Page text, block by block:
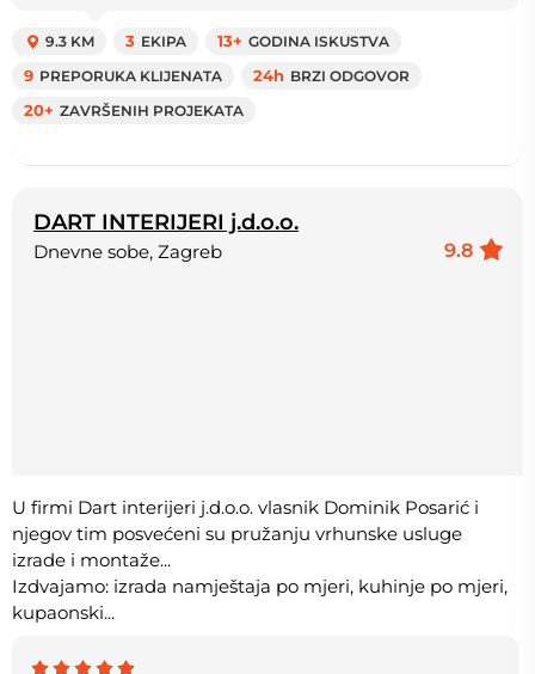
9.3 KM 3 EKIPA 13+ GODINA ISKUSTVA
9 PREPORUKA KLIJENATA 24h BRZI ODGOVOR
20+ ZAVRŠENIH PROJEKATA
DART INTERIJERI j.d.o.o.
9.8
Dnevne sobe, Zagreb
U firmi Dart interijeri j.d.o.o. vlasnik Dominik Posarić i
njegov tim posvećeni su pružanju vrhunske usluge
izrade i montaže...
Izdvajamo: izrada namještaja po mjeri, kuhinje po mjeri,
kupaonski...